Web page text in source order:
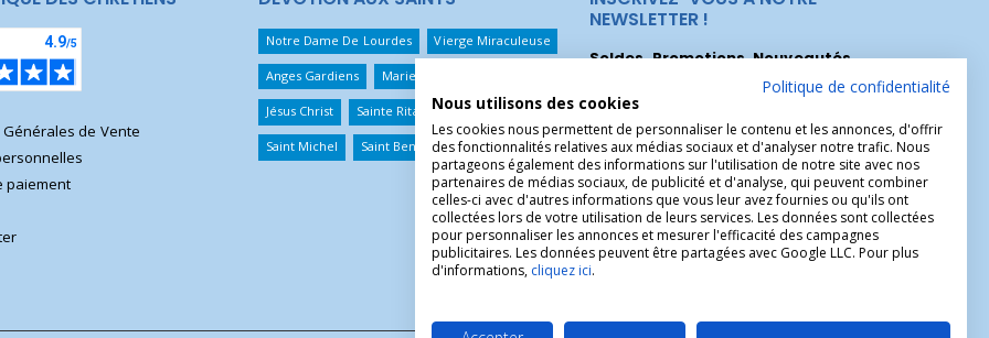
de Vente
paiement
Notre Dame De Lourdes Vierge Miraculeuse
Anges Gardiens Marie Qui Défait Les Noeuds
Jésus Christ Sainte Rita Sainte Thérèse
Saint Michel Saint Benoît Saint Christophe
NEWSLETTER !
Soldes, Promotions, Nouveautés...
Inscrivez-vous maintenant pour recevoir
nos meilleures offres.
Politique de confidentialité
Nous utilisons des cookies
Les cookies nous permettent de personnaliser le contenu et les annonces, d'offrir
des fonctionnalités relatives aux médias sociaux et d'analyser notre trafic. Nous
partageons également des informations sur l'utilisation de notre site avec nos
partenaires de médias sociaux, de publicité et d'analyse, qui peuvent combiner
celles-ci avec d'autres informations que vous leur avez fournies ou qu'ils ont
collectées lors de votre utilisation de leurs services. Les données sont collectées
pour personnaliser les annonces et mesurer l'efficacité des campagnes
publicitaires. Les données peuvent être partagées avec Google LLC. Pour plus
d'informations, cliquez ici.